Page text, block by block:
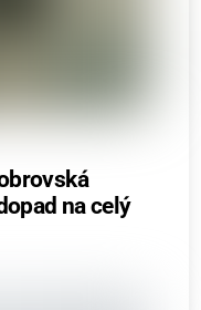
na celý